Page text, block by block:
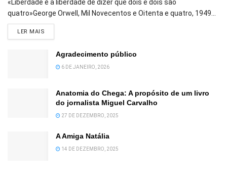
«Liberdade é a liberdade de dizer que dois e dois são
quatro»George Orwell, Mil Novecentos e Oitenta e quatro, 1949...
LER MAIS
Agradecimento público
6 DE JANEIRO, 2026
Anatomia do Chega: A propósito de um livro
do jornalista Miguel Carvalho
27 DE DEZEMBRO, 2025
A Amiga Natália
14 DE DEZEMBRO, 2025